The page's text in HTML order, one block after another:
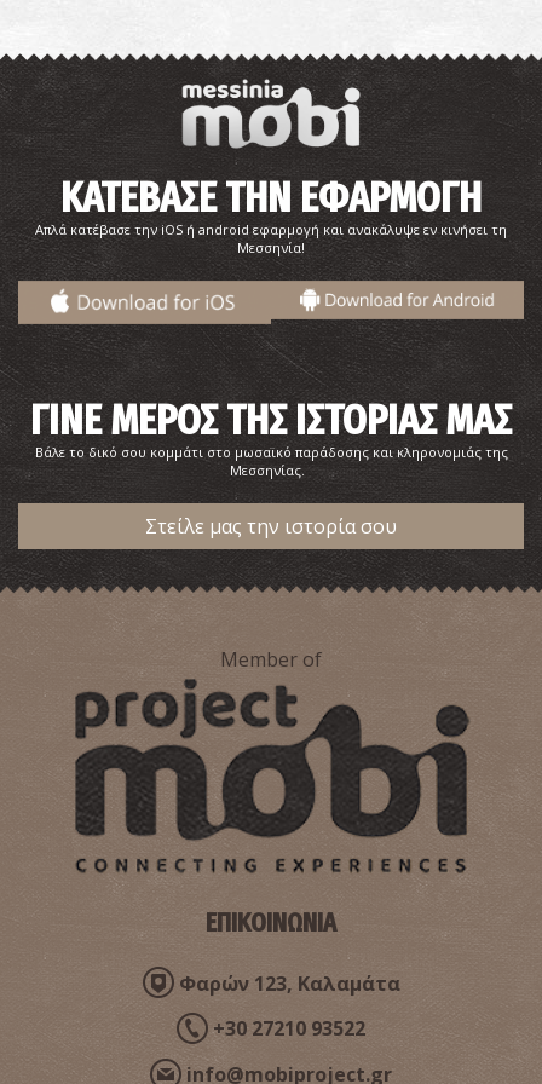
ΚΑΤΕΒΑΣΕ ΤΗΝ ΕΦΑΡΜΟΓΗ
Απλά κατέβασε την iOS ή android εφαρμογή και ανακάλυψε εν κινήσει τη
Μεσσηνία!
ΓΙΝΕ ΜΕΡΟΣ ΤΗΣ ΙΣΤΟΡΙΑΣ ΜΑΣ
Βάλε το δικό σου κομμάτι στο μωσαϊκό παράδοσης και κληρονομιάς της
Μεσσηνίας.
Στείλε μας την ιστορία σου
Member of
ΕΠΙΚΟΙΝΩΝΙΑ
Φαρών 123, Καλαμάτα
+30 27210 93522
info@mobiproject.gr